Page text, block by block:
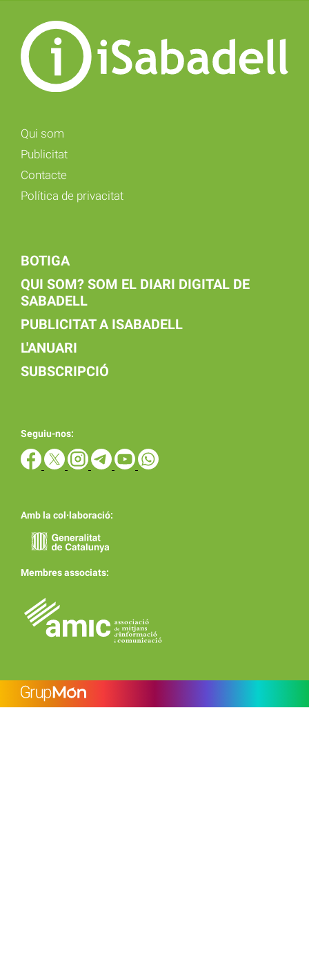
Qui som
Publicitat
Contacte
Política de privacitat
BOTIGA
QUI SOM? SOM EL DIARI DIGITAL DE
SABADELL
PUBLICITAT A ISABADELL
L'ANUARI
SUBSCRIPCIÓ
Seguiu-nos:
Amb la col·laboració:
Membres associats: